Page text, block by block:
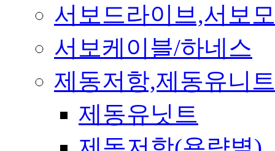
서보드라이브,서보
서보케이블/하네스
제동저항,제동유니트
제동유닛트